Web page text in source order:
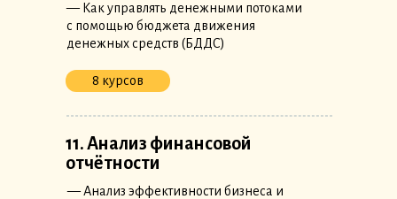
8 курсов
— Как управлять денежными потоками
с помощью бюджета движения
денежных средств (БДДС)
11. Анализ финансовой
отчётности
— Анализ эффективности бизнеса и